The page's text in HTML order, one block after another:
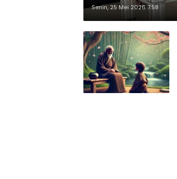
Senin, 25 Mei 2026 7:58